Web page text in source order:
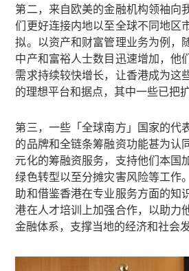
第二，来自欧美的金融机构领袖向
们更好连接内地以至全球不同地区
拟。以资产和财富管理业务为例，
中产和富裕人士数目迅速增加，他
需求持续较快增长，让香港成为这
的理想平台和据点，其中一些已把
第三，一些「全球南方」国家的代
的品牌和全链条筹融资功能甚为认
元化的筹融资服务，支持他们本国
绿色转型以至分摊灾害风险等工作
助和借鉴香港在专业服务方面的知
港在人才培训上加强合作，以助力
金融体系，支撑当地的经济和社会发